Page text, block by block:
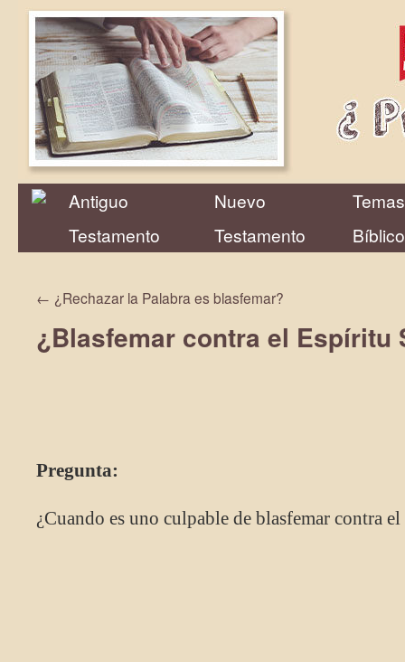
Antiguo
Testamento
Nuevo
Testamento
Temas
← ¿Rechazar la Palabra es blasfemar?
¿Blasfemar contra el Espíritu
Pregunta:
¿Cuando es uno culpable de blasfemar contra